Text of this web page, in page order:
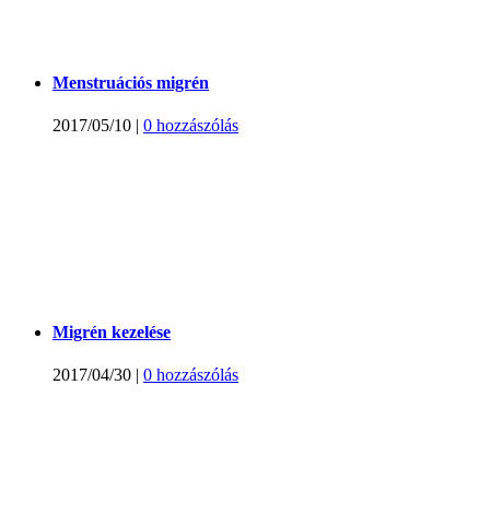
Menstruációs migrén
2017/05/10 | 0 hozzászólás
Migrén kezelése
2017/04/30 | 0 hozzászólás